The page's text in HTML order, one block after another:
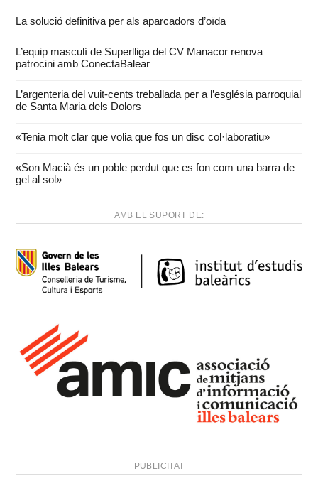
La solució definitiva per als aparcadors d’oïda
L’equip masculí de Superlliga del CV Manacor renova
patrocini amb ConectaBalear
L’argenteria del vuit-cents treballada per a l’església parroquial
de Santa Maria dels Dolors
«Tenia molt clar que volia que fos un disc col·laboratiu»
«Son Macià és un poble perdut que es fon com una barra de
gel al sol»
AMB EL SUPORT DE:
PUBLICITAT